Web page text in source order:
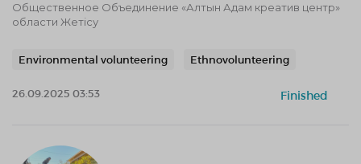
Общественное Объединение «Алтын Адам креатив центр»
области Жетісу
Environmental volunteering Ethnovolunteering
26.09.2025 03:53 Finished